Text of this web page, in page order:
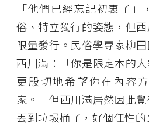
「他們已經忘記初衷了
俗、特立獨行的姿態，但
限量發行。民俗學專家柳
西川滿：「你是限定本的
更殷切地希望你在內容
家。」但西川滿居然因此
丟到垃圾桶了，好個任性的